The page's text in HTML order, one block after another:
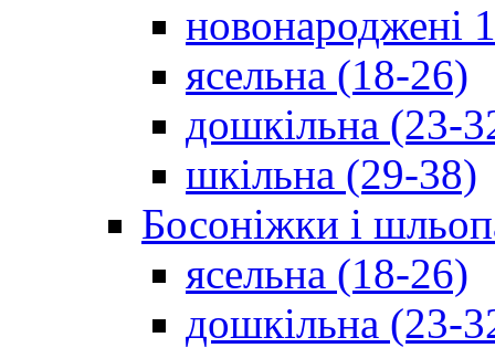
новонароджені
ясельна (18-26)
дошкільна (23-
шкільна (29-38)
Босоніжки і
ясельна (18-26)
дошкільна (23-